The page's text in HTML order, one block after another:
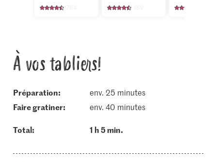
À vos tabliers!
Préparation:
env. 25 minutes
faire gratiner:
env. 40 minutes
Total: 1 h 5 min.